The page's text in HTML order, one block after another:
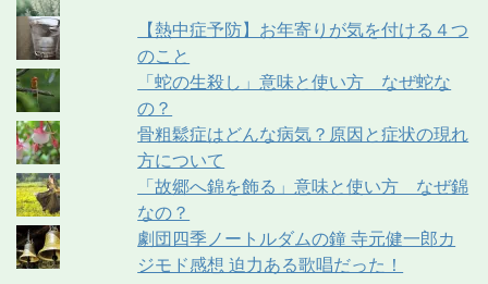
【熱中症予防】お年寄りが気を付ける４つ
のこと
「蛇の生殺し」意味と使い方 なぜ蛇な
の？
骨粗鬆症はどんな病気？原因と症状の現れ
方について
「故郷へ錦を飾る」意味と使い方 なぜ錦
なの？
劇団四季ノートルダムの鐘 寺元健一郎カ
ジモド感想 迫力ある歌唱だった！